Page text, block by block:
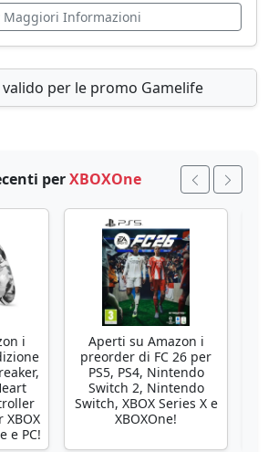
Maggiori Informazioni
per le promo Gamelife
perXBOXOne
i
XBOX
e PC!
Aperti su Amazon i
preorder di FC 26 per
PS5, PS4, Nintendo
Switch 2, Nintendo
Switch, XBOX Series X e
XBOXOne!